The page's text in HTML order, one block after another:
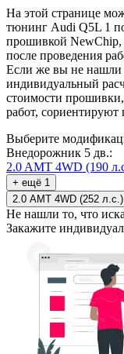
На этой странице
тюнинг Audi Q5L 1
прошивкой NewChip,
после проведения
Если же вы не нашли
индивидуальный
стоимости прошивки,
работ, сориентируют
Выберите
Внедорожник 5 дв.:
2.0 AMT 4WD (190
+ ещё 1
2.0 AMT 4WD (252 л.с.)
Не нашли то, что
Закажите